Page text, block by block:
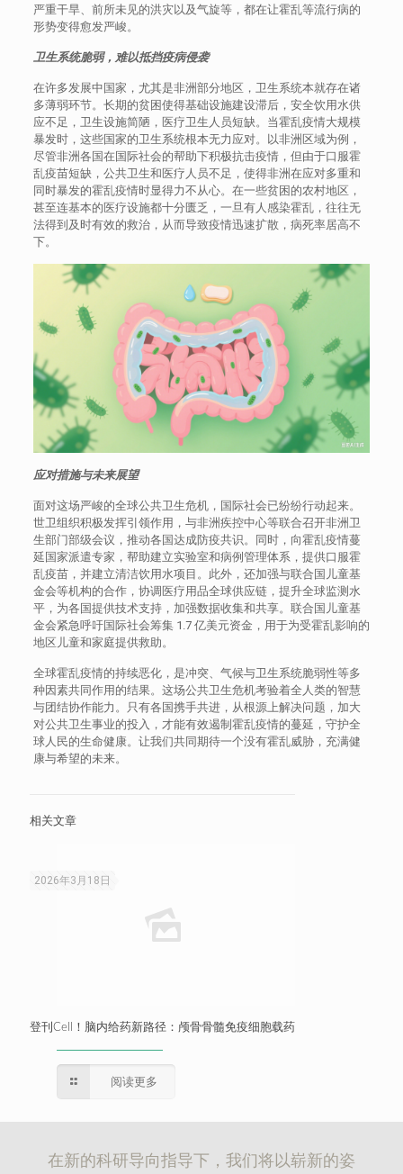
严重干旱、前所未见的洪灾以及气旋等，都在让霍乱等流行病的
形势变得愈发严峻。​
卫生系统脆弱，难以抵挡疫病侵袭​
在许多发展中国家，尤其是非洲部分地区，卫生系统本就存在诸
多薄弱环节。长期的贫困使得基础设施建设滞后，安全饮用水供
应不足，卫生设施简陋，医疗卫生人员短缺。当霍乱疫情大规模
暴发时，这些国家的卫生系统根本无力应对。以非洲区域为例，
尽管非洲各国在国际社会的帮助下积极抗击疫情，但由于口服霍
乱疫苗短缺，公共卫生和医疗人员不足，使得非洲在应对多重和
同时暴发的霍乱疫情时显得力不从心。在一些贫困的农村地区，
甚至连基本的医疗设施都十分匮乏，一旦有人感染霍乱，往往无
法得到及时有效的救治，从而导致疫情迅速扩散，病死率居高不
下。​
应对措施与未来展望​
面对这场严峻的全球公共卫生危机，国际社会已纷纷行动起来。
世卫组织积极发挥引领作用，与非洲疾控中心等联合召开非洲卫
生部门部级会议，推动各国达成防疫共识。同时，向霍乱疫情蔓
延国家派遣专家，帮助建立实验室和病例管理体系，提供口服霍
乱疫苗，并建立清洁饮用水项目。此外，还加强与联合国儿童基
金会等机构的合作，协调医疗用品全球供应链，提升全球监测水
平，为各国提供技术支持，加强数据收集和共享。联合国儿童基
金会紧急呼吁国际社会筹集 1.7 亿美元资金，用于为受霍乱影响的
地区儿童和家庭提供救助。​
​全球霍乱疫情的持续恶化，是冲突、气候与卫生系统脆弱性等多
种因素共同作用的结果。这场公共卫生危机考验着全人类的智慧
与团结协作能力。只有各国携手共进，从根源上解决问题，加大
对公共卫生事业的投入，才能有效遏制霍乱疫情的蔓延，守护全
球人民的生命健康。让我们共同期待一个没有霍乱威胁，充满健
康与希望的未来。
相关文章
2026年3月18日
登刊Cell！脑内给药新路径：颅骨骨髓免疫细胞载药
阅读更多
在新的科研导向指导下，我们将以崭新的姿